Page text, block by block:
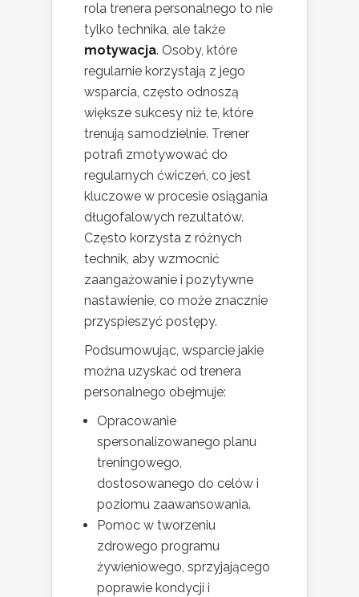
rola trenera personalnego to nie
tylko technika, ale także
motywacja. Osoby, które
regularnie korzystają z jego
wsparcia, często odnoszą
większe sukcesy niż te, które
trenują samodzielnie. Trener
potrafi zmotywować do
regularnych ćwiczeń, co jest
kluczowe w procesie osiągania
długofalowych rezultatów.
Często korzysta z różnych
technik, aby wzmocnić
zaangażowanie i pozytywne
nastawienie, co może znacznie
przyspieszyć postępy.
Podsumowując, wsparcie jakie
można uzyskać od trenera
personalnego obejmuje:
Opracowanie
spersonalizowanego planu
treningowego,
dostosowanego do celów i
poziomu zaawansowania.
Pomoc w tworzeniu
zdrowego programu
żywieniowego, sprzyjającego
poprawie kondycji i